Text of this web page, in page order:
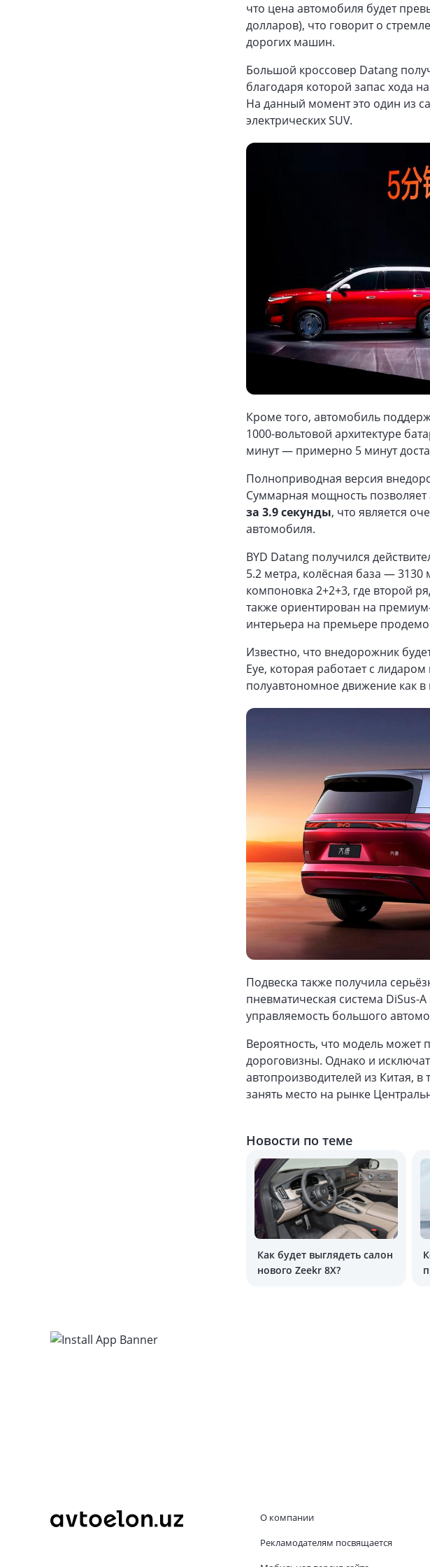
что цена автомобиля будет
долларов), что говорит о
дорогих машин.
Большой кроссовер Datang
благодаря которой запас хода
На данный момент это один из
электрических SUV.
Кроме того, автомобиль
1000-вольтовой архитектуре
минут — примерно 5 минут
Полноприводная версия
Суммарная мощность позволяет
за 3.9 секунды, что является
автомобиля.
BYD Datang получился
5.2 метра, колёсная база — 3130
компоновка 2+2+3, где второй
также ориентирован на
интерьера на премьере
Известно, что внедорожник
Eye, которая работает с
полуавтономное движение как в
Подвеска также получила
пневматическая система DiSus-
управляемость большого
Вероятность, что модель может
дороговизны. Однако и
автопроизводителей из Китая,
занять место на рынке
Новости по теме
Как будет выглядеть салон
нового Zeekr 8X?
О компании
Рекламодателям посвящается